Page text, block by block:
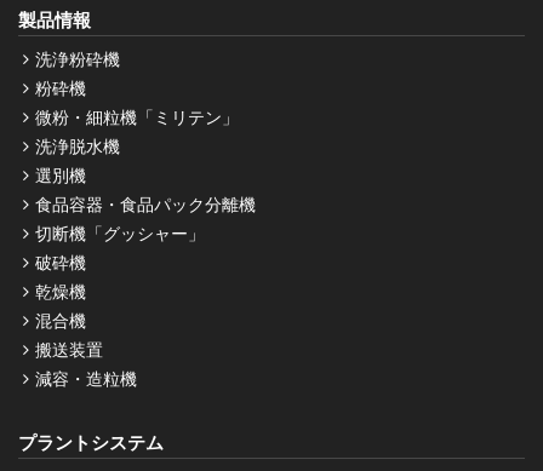
製品情報
洗浄粉砕機
粉砕機
微粉・細粒機「ミリテン」
洗浄脱水機
選別機
食品容器・食品パック分離機
切断機「グッシャー」
破砕機
乾燥機
混合機
搬送装置
減容・造粒機
プラントシステム